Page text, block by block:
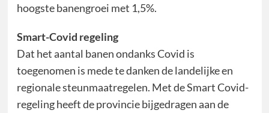
hoogste banengroei met 1,5%.
Smart-Covid regeling
Dat het aantal banen ondanks Covid is
toegenomen is mede te danken de landelijke en
regionale steunmaatregelen. Met de Smart Covid-
regeling heeft de provincie bijgedragen aan de